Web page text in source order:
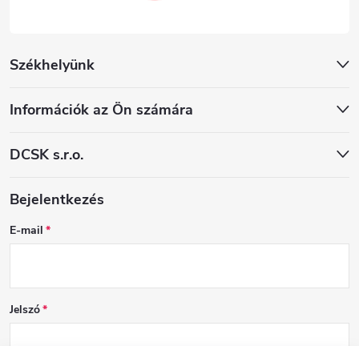
Székhelyünk
Információk az Ön számára
DCSK s.r.o.
Bejelentkezés
E-mail
Jelszó